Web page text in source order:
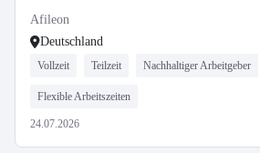
Afileon
Deutschland
Vollzeit Teilzeit Nachhaltiger Arbeitgeber
Flexible Arbeitszeiten
24.07.2026